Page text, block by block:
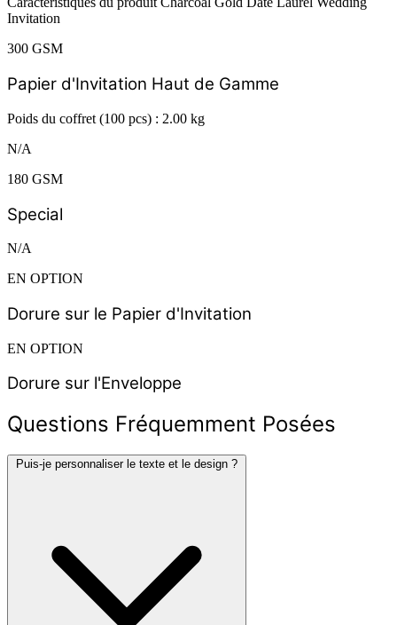
Invitation
300 GSM
Papier d'Invitation Haut de Gamme
Poids du coffret (100 pcs) : 2.00 kg
N/A
180 GSM
Special
N/A
EN OPTION
Dorure sur le Papier d'Invitation
EN OPTION
Dorure sur l'Enveloppe
Questions Fréquemment Posées
Puis-je personnaliser le texte et le design ?